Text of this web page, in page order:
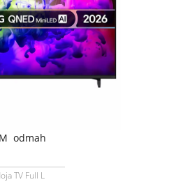
odmah
TV Full L